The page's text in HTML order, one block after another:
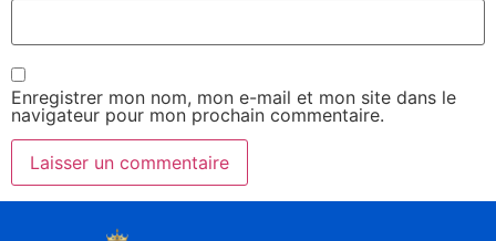
Enregistrer mon nom, mon e-mail et mon site dans le
navigateur pour mon prochain commentaire.